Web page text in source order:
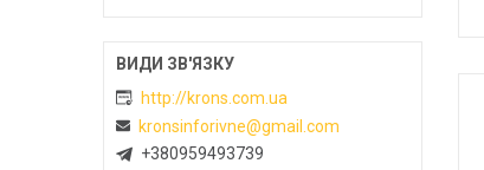
http://krons.com.ua
kronsinforivne@gmail.com
+380959493739